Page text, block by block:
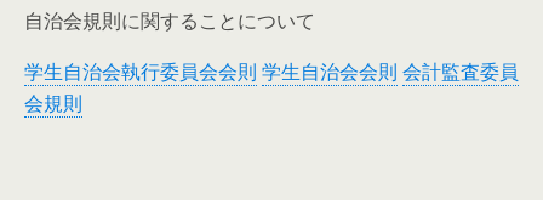
自治会規則に関することについて
学生自治会執行委員会会則 学生自治会会則 会計監査委員
会規則